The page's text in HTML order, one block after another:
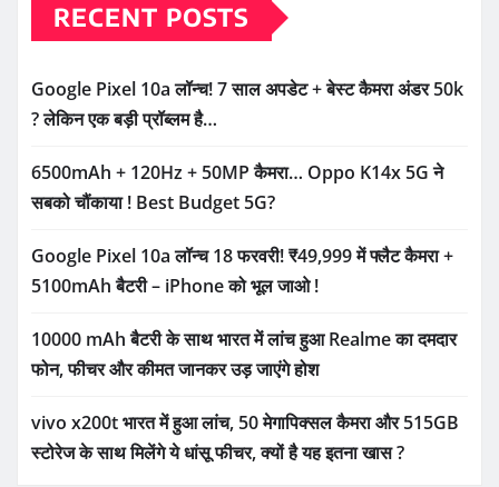
RECENT POSTS
Google Pixel 10a लॉन्च! 7 साल अपडेट + बेस्ट कैमरा अंडर 50k
? लेकिन एक बड़ी प्रॉब्लम है…
6500mAh + 120Hz + 50MP कैमरा… Oppo K14x 5G ने
सबको चौंकाया ! Best Budget 5G?
Google Pixel 10a लॉन्च 18 फरवरी! ₹49,999 में फ्लैट कैमरा +
5100mAh बैटरी – iPhone को भूल जाओ !
10000 mAh बैटरी के साथ भारत में लांच हुआ Realme का दमदार
फोन, फीचर और कीमत जानकर उड़ जाएंगे होश
vivo x200t भारत में हुआ लांच, 50 मेगापिक्सल कैमरा और 515GB
स्टोरेज के साथ मिलेंगे ये धांसू फीचर, क्यों है यह इतना खास ?